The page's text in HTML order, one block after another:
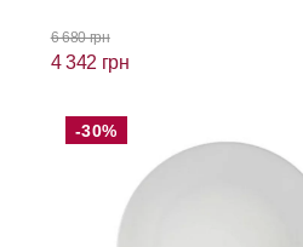
6 680 грн
4 342 грн
-30%